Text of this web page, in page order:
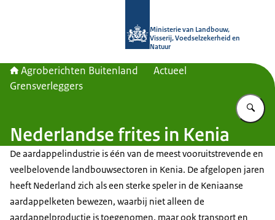
Ministerie van Landbouw,
Visserij, Voedselzekerheid en
Natuur
Agroberichten Buitenland
Actueel
Grensverleggers
Nederlandse frites in Kenia
De aardappelindustrie is één van de meest vooruitstrevende en
veelbelovende landbouwsectoren in Kenia. De afgelopen jaren
heeft Nederland zich als een sterke speler in de Keniaanse
aardappelketen bewezen, waarbij niet alleen de
aardappelproductie is toegenomen, maar ook transport en